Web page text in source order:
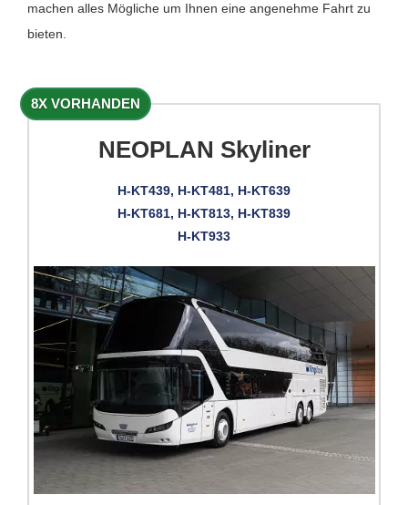
machen alles Mögliche um Ihnen eine angenehme Fahrt zu
bieten.
8X VORHANDEN
NEOPLAN Skyliner
H-KT439, H-KT481, H-KT639
H-KT681, H-KT813, H-KT839
H-KT933